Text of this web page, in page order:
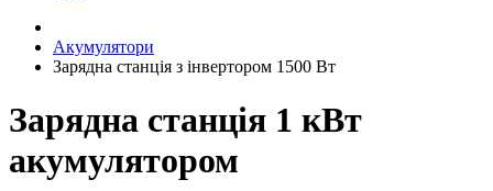
Акумулятори
Зарядна станція з інвертором 1500 Вт
Зарядна станція 1 кВт
акумулятором